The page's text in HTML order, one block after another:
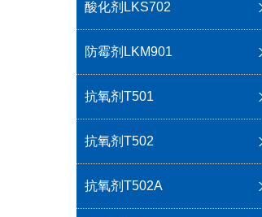
酸化剂LKS702
防霉剂LKM901
抗氧剂T501
抗氧剂T502
抗氧剂T502A